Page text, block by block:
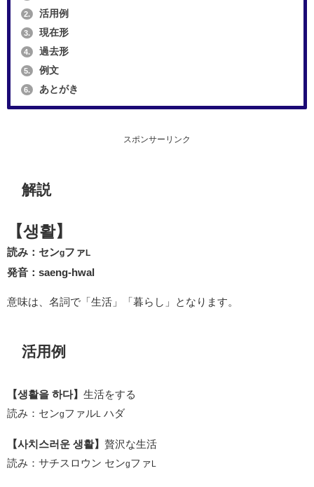
2. 活用例
3. 現在形
4. 過去形
5. 例文
6. あとがき
スポンサーリンク
解説
【생활】
読み：センgファ L
発音：saeng-hwal
意味は、名詞で「生活」「暮らし」となります。
活用例
【생활을 하다】 生活をする
読み：センgファル ハダ
【사치스러운 생활】 贅沢な生活
読み：サチスロウン センgファ